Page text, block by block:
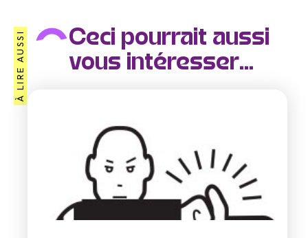
À LIRE AUSSI
Ceci pourrait aussi
vous intéresser...